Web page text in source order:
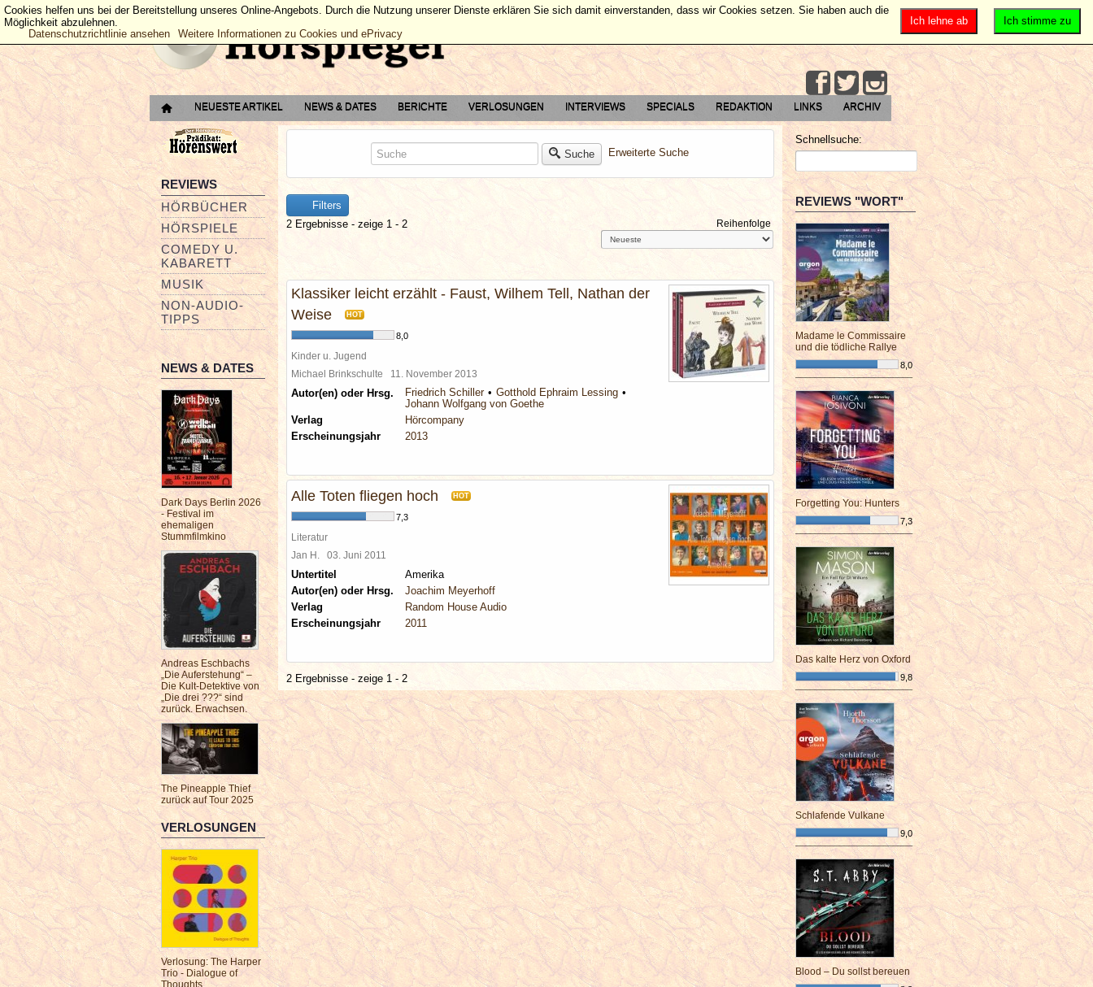
NEUESTE ARTIKEL NEWS & DATES BERICHTE VERLOSUNGEN INTERVIEWS SPECIALS REDAKTION LINKS ARCHIV
REVIEWS
HÖRBÜCHER
HÖRSPIELE
COMEDY U.
KABARETT
MUSIK
NON-AUDIO-
TIPPS
NEWS & DATES
Dark Days Berlin 2026
- Festival im
ehemaligen
Stummfilmkino
Andreas Eschbachs
„Die Auferstehung“ –
Die Kult-Detektive von
„Die drei ???“ sind
zurück. Erwachsen.
The Pineapple Thief
zurück auf Tour 2025
VERLOSUNGEN
Verlosung: The Harper
Trio - Dialogue of
Thoughts
Suche Erweiterte Suche
Filters
2 Ergebnisse - zeige 1 - 2
Reihenfolge
Klassiker leicht erzählt - Faust, Wilhem Tell, Nathan der
Weise
HOT
8,0
Kinder u. Jugend
Michael Brinkschulte 11. November 2013
Autor(en) oder Hrsg. Friedrich Schiller
Gotthold Ephraim Lessing
Johann Wolfgang von Goethe
Verlag
Hörcompany
Erscheinungsjahr
2013
Alle Toten fliegen hoch HOT
7,3
Literatur
Jan H. 03. Juni 2011
Untertitel
Amerika
Autor(en) oder Hrsg.
Joachim Meyerhoff
Verlag
Random House Audio
Erscheinungsjahr
2011
2 Ergebnisse - zeige 1 - 2
Schnellsuche:
REVIEWS "WORT"
Madame le Commissaire
und die tödliche Rallye
8,0
¯¯¯¯¯¯¯¯¯¯¯¯¯¯¯¯¯¯¯¯¯¯¯¯
Forgetting You: Hunters
7,3
¯¯¯¯¯¯¯¯¯¯¯¯¯¯¯¯¯¯¯¯¯¯¯¯
Das kalte Herz von Oxford
9,8
¯¯¯¯¯¯¯¯¯¯¯¯¯¯¯¯¯¯¯¯¯¯¯¯
Schlafende Vulkane
9,0
¯¯¯¯¯¯¯¯¯¯¯¯¯¯¯¯¯¯¯¯¯¯¯¯
Blood – Du sollst bereuen
Ich stimme zu
Ich lehne ab
Cookies helfen uns bei der Bereitstellung unseres Online-Angebots. Durch die Nutzung unserer Dienste erklären Sie sich damit einverstanden, dass wir Cookies setzen. Sie haben auch die
Möglichkeit abzulehnen.
Datenschutzrichtlinie ansehen
Weitere Informationen zu Cookies und ePrivacy